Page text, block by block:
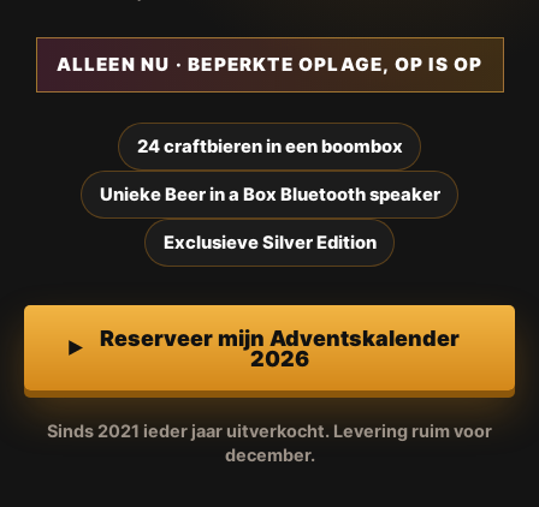
ALLEEN NU · BEPERKTE OPLAGE, OP IS OP
24 craftbieren in een boombox
Unieke Beer in a Box Bluetooth speaker
Exclusieve Silver Edition
Reserveer mijn Adventskalender
2026
Sinds 2021 ieder jaar uitverkocht. Levering ruim voor
december.